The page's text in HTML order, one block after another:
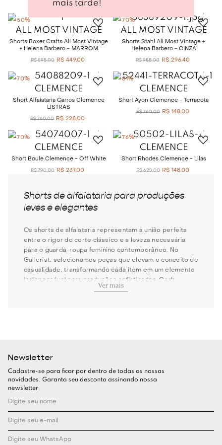
-50%
ALL MOST VINTAGE
Shorts Boxer Crafts All Most Vintage
+ Helena Barbero - MARROM
R$ 898,00 R$ 449,00
-70%
ALL MOST VINTAGE
Shorts Stahl All Most Vintage +
Helena Barbero - CINZA
R$ 988,00 R$ 296,40
-70%
CLEMENCE
Short Alfaiataria Garros Clemence
LISTRAS
R$ 760,00 R$ 228,00
-81%
CLEMENCE
Short Ayon Clemence - Terracota
R$ 760,00 R$ 148,00
-70%
CLEMENCE
Short Boule Clemence - Off White
R$ 790,00 R$ 237,00
-76%
CLEMENCE
Short Rhodes Clemence - Lilas
R$ 620,00 R$ 148,00
Shorts de alfaiataria para produções
leves e elegantes
Os shorts de alfaiataria representam a união perfeita
entre o rigor do corte clássico e a leveza necessária
para o guarda-roupa feminino contemporâneo. No
Gallerist, selecionamos peças que elevam o conceito de
casualidade, transformando cada item em um elemento
indispensável para produções sofisticadas. Cada
Como escolher o shorts de alfaiataria
ideal?
movimentos. Além disso, observe os detalhes que
posicionadas e a altura do cós, que definem a proposta
Ver mais
Newsletter
Cadastre-se para ficar por dentro de todas as nossas
novidades. Garanta seu desconto assinando nossa
newsletter
mais tarde!